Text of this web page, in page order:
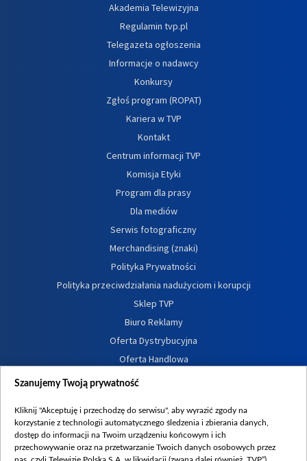
Akademia Telewizyjna
Regulamin tvp.pl
Telegazeta ogłoszenia
Informacje o nadawcy
Konkursy
Zgłoś program (ROPAT)
Kariera w TVP
Kontakt
Centrum informacji TVP
Komisja Etyki
Program dla prasy
Dla mediów
Serwis fotograficzny
Merchandising (znaki)
Polityka Prywatności
Polityka przeciwdziałania nadużyciom i korupcji
Sklep TVP
Biuro Reklamy
Oferta Dystrybucyjna
Oferta Handlowa
Dostępność
Procedura zgłoszeń wewnętrznych
Szanujemy Twoją prywatność
Kliknij "Akceptuję i przechodzę do serwisu", aby wyrazić zgody na
korzystanie z technologii automatycznego śledzenia i zbierania danych,
dostęp do informacji na Twoim urządzeniu końcowym i ich
przechowywanie oraz na przetwarzanie Twoich danych osobowych przez